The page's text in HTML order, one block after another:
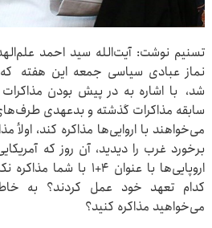
تسنیم نوشت: آیت‌الله سید احمد
نماز عبادی سیاسی جمعه این هفته که
شد، با اشاره به در پیش بودن مذاکرات
سابقه مذاکرات گذشته و بدعهدی
می‌خواهند با اروایی‌ها مذاکره کند،
برخورد غرب را دیدید، آن روز که
اروپایی‌ها با عنوان ۴+۱
کدام تعهد خود عمل کردند؟ به
می‌خواهید مذاکره کنید؟